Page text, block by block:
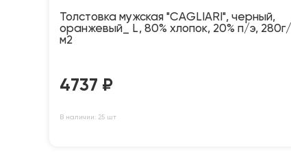
Толстовка мужская "CAGLIARI", черный,
оранжевый_ L, 80% хлопок, 20% п/э, 280г/
м2
4737 ₽
В наличии: 25 шт